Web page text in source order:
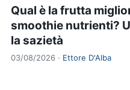
Qual è la frutta
smoothie nutrienti?
la sazietà
03/08/2026 · Ettore D'Alba